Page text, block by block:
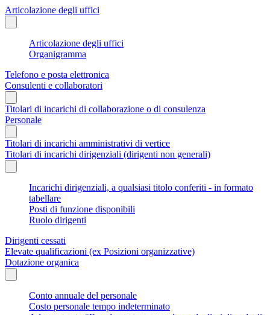
Articolazione degli uffici
Articolazione degli uffici
Organigramma
Telefono e posta elettronica
Consulenti e collaboratori
Titolari di incarichi di collaborazione o di consulenza
Personale
Titolari di incarichi amministrativi di vertice
Titolari di incarichi dirigenziali (dirigenti non generali)
Incarichi dirigenziali, a qualsiasi titolo conferiti - in formato
tabellare
Posti di funzione disponibili
Ruolo dirigenti
Dirigenti cessati
Elevate qualificazioni (ex Posizioni organizzative)
Dotazione organica
Conto annuale del personale
Costo personale tempo indeterminato